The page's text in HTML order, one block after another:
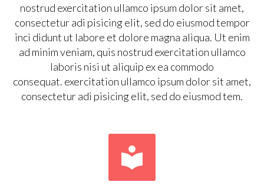
nostrud exercitation ullamco ipsum dolor sit amet,
consectetur adi pisicing elit, sed do eiusmod tempor
inci didunt ut labore et dolore magna aliqua. Ut enim
ad minim veniam, quis nostrud exercitation ullamco
laboris nisi ut aliquip ex ea commodo
consequat. exercitation ullamco ipsum dolor sit amet,
consectetur adi pisicing elit, sed do eiusmod tem.

